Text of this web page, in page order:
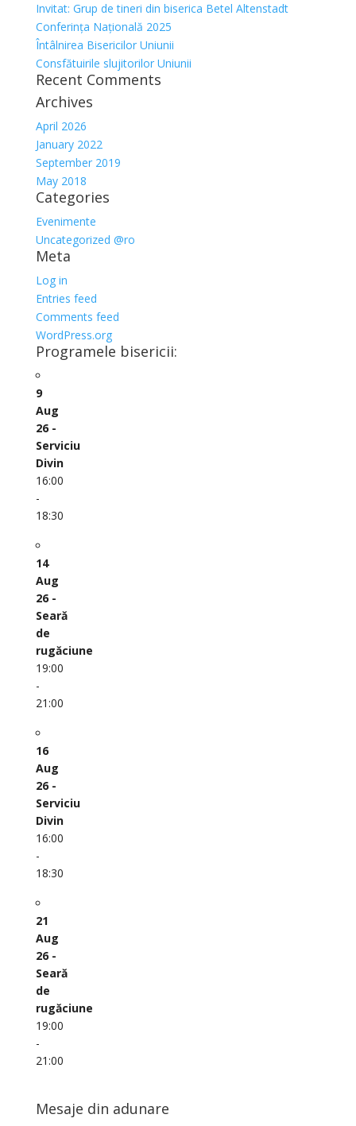
Invitat: Grup de tineri din biserica Betel Altenstadt
Conferința Națională 2025
Întâlnirea Bisericilor Uniunii
Consfătuirile slujitorilor Uniunii
Recent Comments
Archives
April 2026
January 2022
September 2019
May 2018
Categories
Evenimente
Uncategorized @ro
Meta
Log in
Entries feed
Comments feed
WordPress.org
Programele bisericii:
9
Aug
26 -
Serviciu
Divin
16:00
-
18:30
14
Aug
26 -
Seară
de
rugăciune
19:00
-
21:00
16
Aug
26 -
Serviciu
Divin
16:00
-
18:30
21
Aug
26 -
Seară
de
rugăciune
19:00
-
21:00
Mesaje din adunare